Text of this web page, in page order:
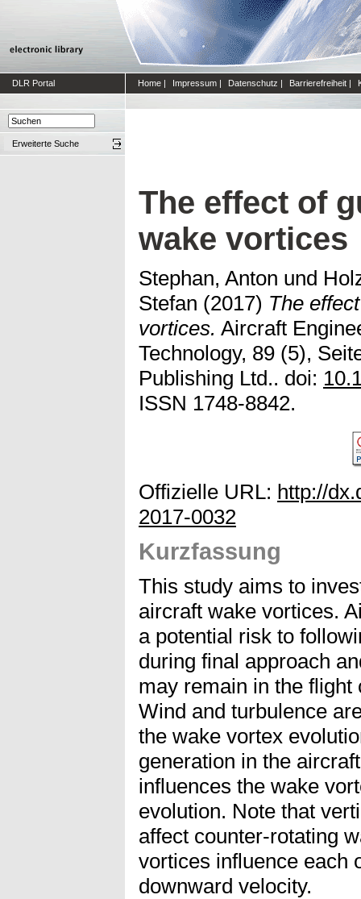
DLR Portal Home | Impressum | Datenschutz | Barrierefreiheit |
Erweiterte Suche
The effect of
wake vortices
Stephan, Anton und
Stefan (2017) The
vortices. Aircraft
Technology, 89 (5),
Publishing Ltd.. doi:
ISSN 1748-8842.
Offizielle URL: http://
2017-0032
Kurzfassung
This study aims to
aircraft wake vortices.
a potential risk to
during final approach
may remain in the
Wind and turbulence
the wake vortex
generation in the
influences the wake
evolution. Note that
affect counter-rotating
vortices influence each
downward velocity.